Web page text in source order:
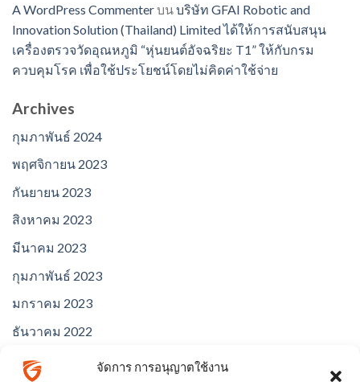
จัดการ การอนุญาตใช้งาน
A WordPress Commenterบนบริษัท GFAI Robotic and
Innovation Solution (Thailand) Limited ได้ให้การสนับสนุน
เครื่องตรวจวัดอุณหภูมิ “หุ่นยนต์อัจฉริยะ T1” ให้กับกรม
ควบคุมโรค เพื่อใช้ประโยชน์โดยไม่คิดค่าใช้จ่าย
Archives
กุมภาพันธ์ 2024
พฤศจิกายน 2023
กันยายน 2023
สิงหาคม 2023
มีนาคม 2023
กุมภาพันธ์ 2023
มกราคม 2023
ธันวาคม 2022
พฤศจิกายน 2022